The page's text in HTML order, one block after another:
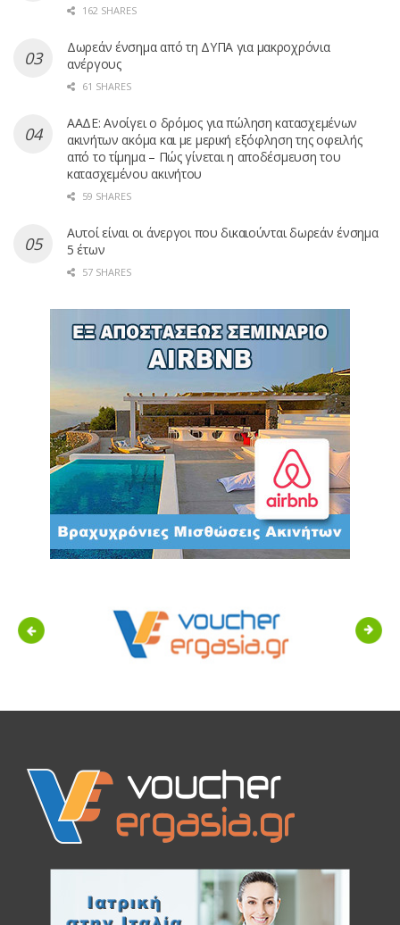
162 SHARES
Δωρεάν ένσημα από τη ΔΥΠΑ για μακροχρόνια
ανέργους
61 SHARES
ΑΑΔΕ: Ανοίγει ο δρόμος για πώληση κατασχεμένων
ακινήτων ακόμα και με μερική εξόφληση της οφειλής
από το τίμημα – Πώς γίνεται η αποδέσμευση του
κατασχεμένου ακινήτου
59 SHARES
Αυτοί είναι οι άνεργοι που δικαιούνται δωρεάν ένσημα
5 έτων
57 SHARES
Previous Next